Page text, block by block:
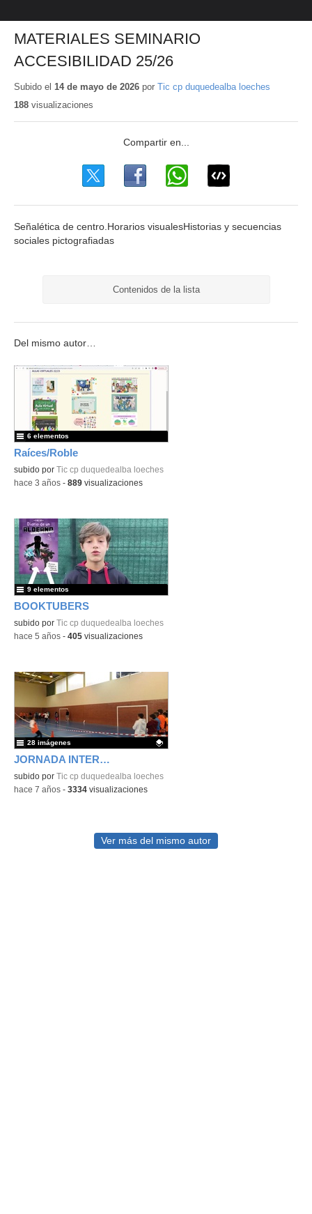
MATERIALES SEMINARIO
ACCESIBILIDAD 25/26
Subido el 14 de mayo de 2026 por Tic cp duquedealba loeches
188 visualizaciones
Señalética de centro.Horarios visualesHistorias y secuencias
sociales pictografiadas
Contenidos de la lista
Del mismo autor…
Raíces/Roble
subido por Tic cp duquedealba loeches
6 elementos
-hace 3 años - 889 visualizaciones
BOOKTUBERS
subido por Tic cp duquedealba loeches
9 elementos
-hace 5 años - 405 visualizaciones
JORNADA INTERCENTROS 2019
Contenido educativo.
subido por Tic cp duquedealba loeches
28 imágenes
-hace 7 años - 3334 visualizaciones
Ver más del mismo autor